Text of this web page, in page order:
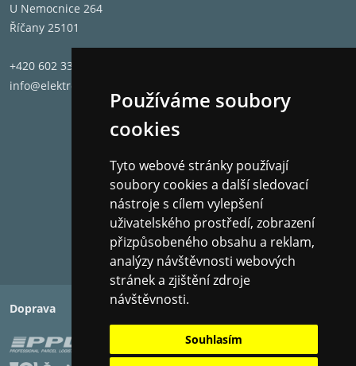
Používáme soubory
cookies
Tyto webové stránky používají
soubory cookies a další sledovací
nástroje s cílem vylepšení
uživatelského prostředí, zobrazení
přizpůsobeného obsahu a reklam,
analýzy návštěvnosti webových
stránek a zjištění zdroje
návštěvnosti.
Souhlasím
U Nemocnice 264
Říčany 25101
+420 602 331 662
info@elektronet.cz
Doprava Platba